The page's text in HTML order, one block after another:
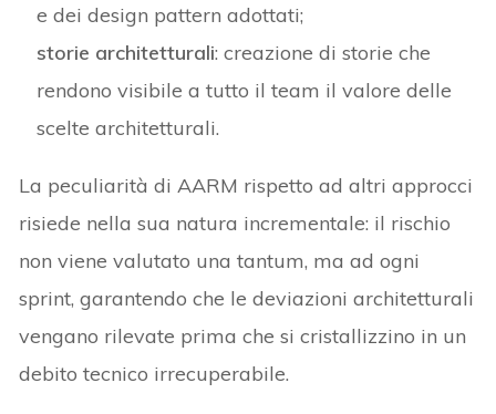
e dei design pattern adottati;
storie architetturali: creazione di storie che
rendono visibile a tutto il team il valore delle
scelte architetturali.
La peculiarità di AARM rispetto ad altri approcci
risiede nella sua natura incrementale: il rischio
non viene valutato una tantum, ma ad ogni
sprint, garantendo che le deviazioni architetturali
vengano rilevate prima che si cristallizzino in un
debito tecnico irrecuperabile.